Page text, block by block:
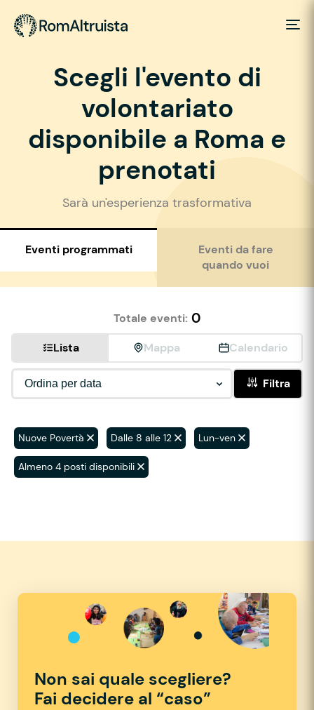
Scegli l'evento di
volontariato
disponibile a Roma e
prenotati
Sarà un'esperienza trasformativa
Eventi programmati
Eventi da fare
quando vuoi
Totale eventi: 0
Lista Mappa Calendario
Filtra
Nuove Povertà Dalle 8 alle 12 Lun-ven
Almeno 4 posti disponibili
Non sai quale scegliere?
Fai decidere al “caso”